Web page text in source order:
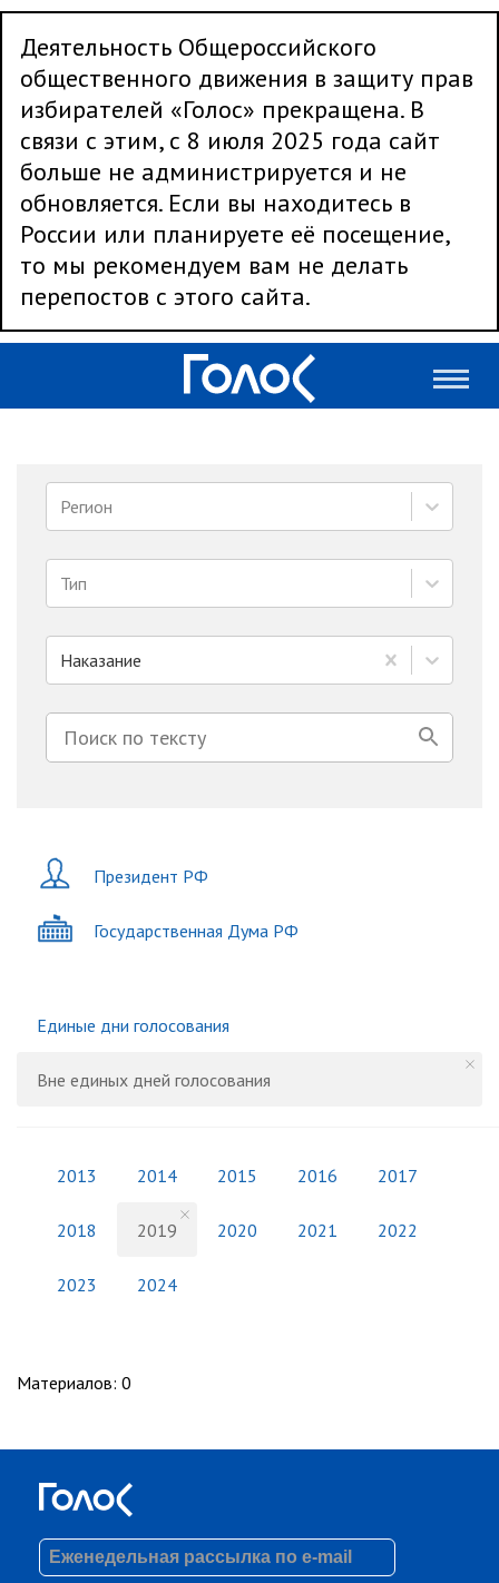
Деятельность Общероссийского
общественного движения в защиту прав
избирателей «Голос» прекращена. В
связи с этим, с 8 июля 2025 года сайт
больше не администрируется и не
обновляется. Если вы находитесь в
России или планируете её посещение,
то мы рекомендуем вам не делать
перепостов с этого сайта.
Регион
Тип
Наказание
Президент РФ
Государственная Дума РФ
Единые дни голосования
Вне единых дней голосования
2013 2014 2015 2016 2017
2018 2019 2020 2021 2022
2023 2024
Материалов: 0